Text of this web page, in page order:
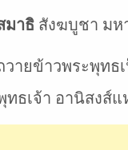
มาธิ สังฆบูชา มห
วายข้าวพระพุทธ
ทธเจ้า อานิสงส์